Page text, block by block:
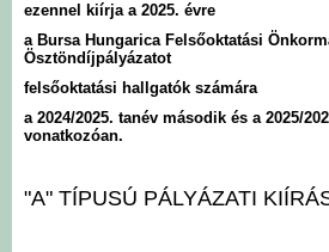
Hírek
Önkormányzat
Intézmények
Pályázatok
ezennel kiírja a 2025. évre
a Bursa Hungarica Felsőoktatási
Ösztöndíjpályázatot
felsőoktatási hallgatók számára
a 2024/2025. tanév második és a 2025/
vonatkozóan.
"A" TÍPUSÚ PÁLYÁZATI